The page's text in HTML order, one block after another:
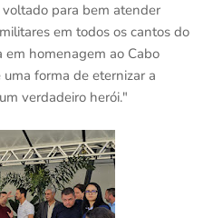
para bem atender
em todos os cantos do
em homenagem ao Cabo
forma de eternizar a
verdadeiro herói."